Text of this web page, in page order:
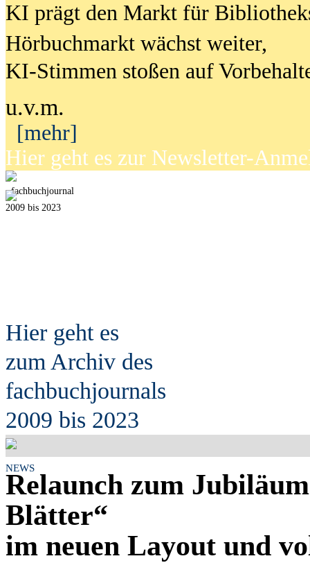
KI prägt den Markt für
Hörbuchmarkt wächst weiter,
KI-Stimmen stoßen auf
u.v.m.
[mehr]
Hier geht es zur Newsletter-
fachbuchjournal
2009 bis 2023
Hier geht es
zum Archiv des
fachbuchjournals
2009 bis 2023
NEWS
Relaunch zum
Blätter“
im neuen Layout und